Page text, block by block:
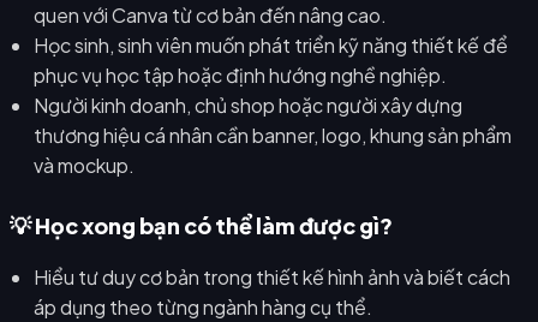
quen với Canva từ cơ bản đến nâng cao.
Học sinh, sinh viên muốn phát triển kỹ năng thiết kế để
phục vụ học tập hoặc định hướng nghề nghiệp.
Người kinh doanh, chủ shop hoặc người xây dựng
thương hiệu cá nhân cần banner, logo, khung sản phẩm
và mockup.
💡 Học xong bạn có thể làm được gì?
Hiểu tư duy cơ bản trong thiết kế hình ảnh và biết cách
áp dụng theo từng ngành hàng cụ thể.